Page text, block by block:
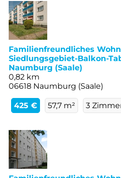
Familienfreundliches
Siedlungsgebiet-Balkon-
Naumburg (Saale)
0,82 km
06618 Naumburg (Saale)
425 € 57,7 m² 3